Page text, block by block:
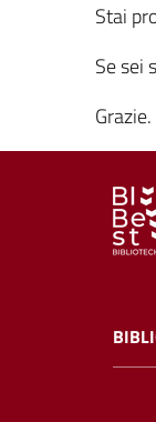
Stai
Se sei
Grazie.